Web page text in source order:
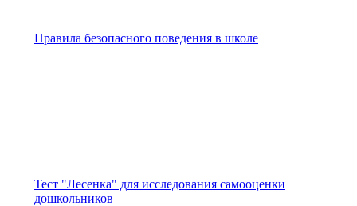
Правила безопасного поведения в школе
Тест "Лесенка" для исследования самооценки
дошкольников